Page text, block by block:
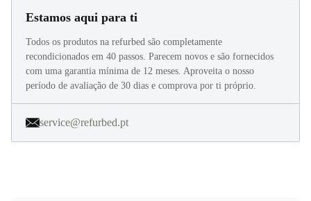
Estamos aqui para ti
Todos os produtos na refurbed são completamente
recondicionados em 40 passos. Parecem novos e são fornecidos
com uma garantia mínima de 12 meses. Aproveita o nosso
service@refurbed.pt